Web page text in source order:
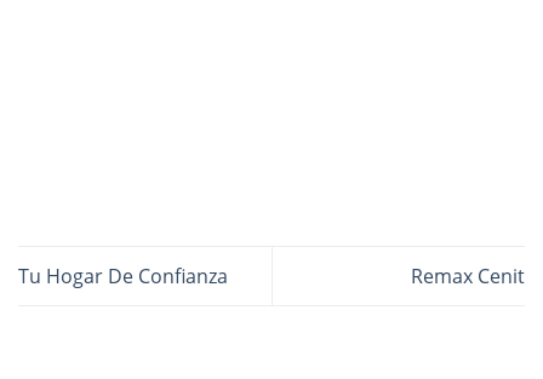
Tu Hogar De Confianza Remax Cenit